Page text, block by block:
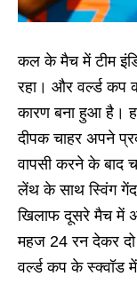
कल के मैच में टीम
रहा। और वर्ल्ड कप
कारण बना हुआ है।
दीपक चाहर अपने
वापसी करने के बाद
लेंथ के साथ स्विंग
खिलाफ दूसरे मैच में
महज 24 रन देकर
वर्ल्ड कप के स्क्वॉड